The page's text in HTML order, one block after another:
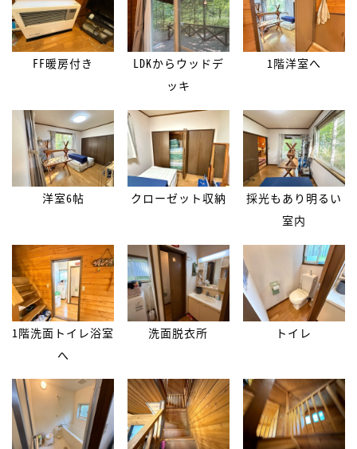
FF暖房付き
LDKからウッドデ
ッキ
1階洋室へ
洋室6帖 クローゼット収納
採光もあり明るい
室内
1階洗面トイレ浴室
へ
洗面脱衣所 トイレ